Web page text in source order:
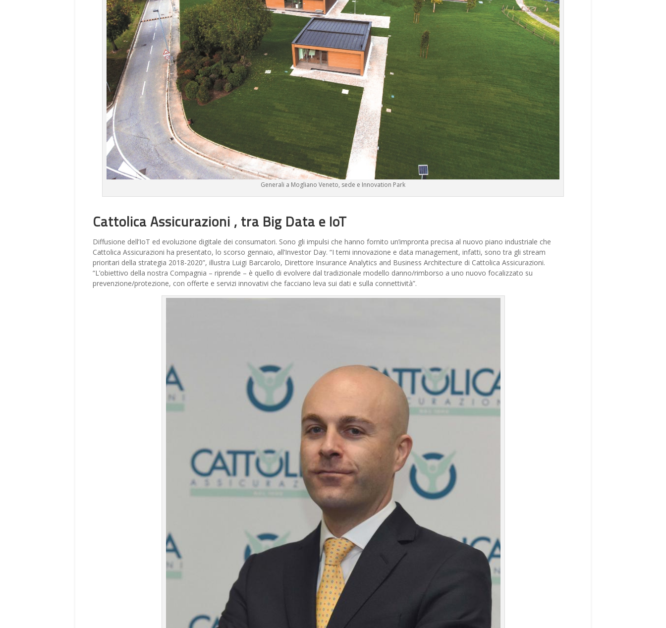
Generali a Mogliano Veneto, sede e Innovation Park
Cattolica Assicurazioni , tra Big Data e IoT
Diffusione dell’IoT ed evoluzione digitale dei consumatori. Sono gli impulsi che hanno fornito un’impronta precisa al nuovo piano industriale che
Cattolica Assicurazioni ha presentato, lo scorso gennaio, all’Investor Day. “I temi innovazione e data management, infatti, sono tra gli stream
prioritari della strategia 2018-2020”, illustra Luigi Barcarolo, Direttore Insurance Analytics and Business Architecture di Cattolica Assicurazioni.
“L’obiettivo della nostra Compagnia – riprende – è quello di evolvere dal tradizionale modello danno/rimborso a uno nuovo focalizzato su
prevenzione/protezione, con offerte e servizi innovativi che facciano leva sui dati e sulla connettività”.